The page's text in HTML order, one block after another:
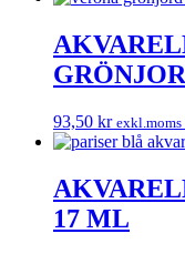
93,50 kr exkl.moms
17 ML